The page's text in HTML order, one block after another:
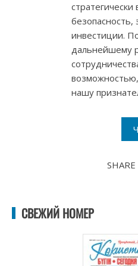
безопасность,
инвестиции.
дальнейшему
нашу
SHARE
СВЕЖИЙ НОМЕР